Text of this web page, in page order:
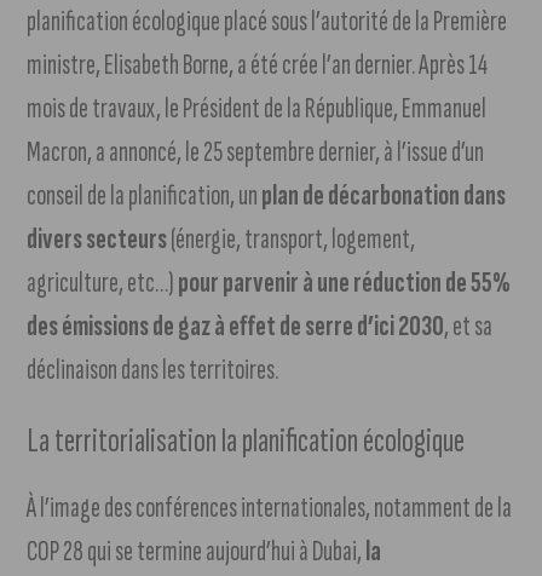
planification écologique placé sous l’autorité de la Première
ministre, Elisabeth Borne, a été crée l’an dernier. Après 14
mois de travaux, le Président de la République, Emmanuel
Macron, a annoncé, le 25 septembre dernier, à l’issue d’un
conseil de la planification, unplan de décarbonation dans
divers secteurs(énergie, transport, logement,
agriculture, etc…)pour parvenir à une réduction de 55%
des émissions de gaz à effet de serre d’ici 2030, et sa
déclinaison dans les territoires.
La territorialisation la planification écologique
À l’image des conférences internationales, notamment de la
COP 28 qui se termine aujourd’hui à Dubai,la